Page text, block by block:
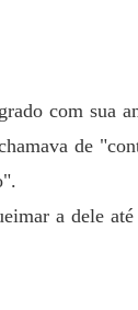
com sua
de
a dele até
A